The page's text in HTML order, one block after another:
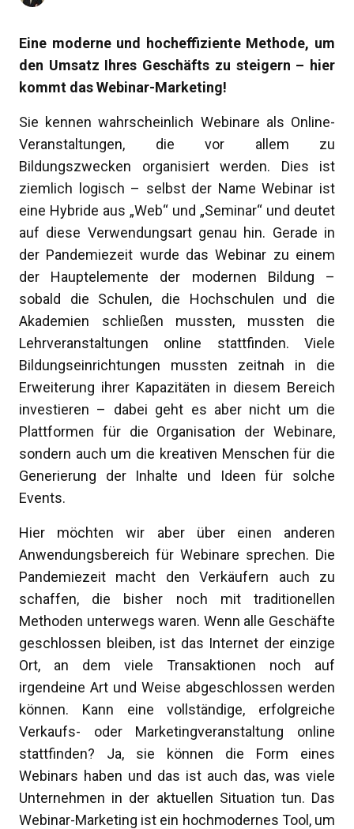
Eine moderne und hocheffiziente Methode, um
den Umsatz Ihres Geschäfts zu steigern – hier
kommt das Webinar-Marketing!
Sie kennen wahrscheinlich Webinare als Online-
Veranstaltungen, die vor allem zu
Bildungszwecken organisiert werden. Dies ist
ziemlich logisch – selbst der Name Webinar ist
eine Hybride aus „Web“ und „Seminar“ und deutet
auf diese Verwendungsart genau hin. Gerade in
der Pandemiezeit wurde das Webinar zu einem
der Hauptelemente der modernen Bildung –
sobald die Schulen, die Hochschulen und die
Akademien schließen mussten, mussten die
Lehrveranstaltungen online stattfinden. Viele
Bildungseinrichtungen mussten zeitnah in die
Erweiterung ihrer Kapazitäten in diesem Bereich
investieren – dabei geht es aber nicht um die
Plattformen für die Organisation der Webinare,
sondern auch um die kreativen Menschen für die
Generierung der Inhalte und Ideen für solche
Events.
Hier möchten wir aber über einen anderen
Anwendungsbereich für Webinare sprechen. Die
Pandemiezeit macht den Verkäufern auch zu
schaffen, die bisher noch mit traditionellen
Methoden unterwegs waren. Wenn alle Geschäfte
geschlossen bleiben, ist das Internet der einzige
Ort, an dem viele Transaktionen noch auf
irgendeine Art und Weise abgeschlossen werden
können. Kann eine vollständige, erfolgreiche
Verkaufs- oder Marketingveranstaltung online
stattfinden? Ja, sie können die Form eines
Webinars haben und das ist auch das, was viele
Unternehmen in der aktuellen Situation tun. Das
Webinar-Marketing ist ein hochmodernes Tool, um